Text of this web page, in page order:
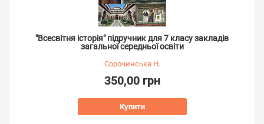
"Всесвітня історія" підручник для 7 класу закладів
загальної середньої освіти
Сорочинська Н.
350,00 грн
Купити